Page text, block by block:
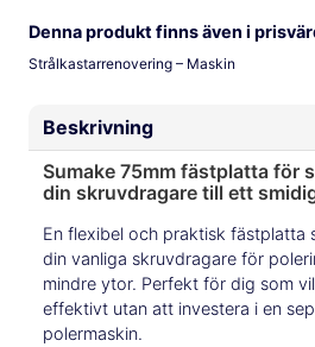
Denna produkt finns även i
Strålkastarrenovering – Maskin
Beskrivning
Sumake 75mm fästplatta för
din skruvdragare till ett
En flexibel och praktisk fästplatta
din vanliga skruvdragare för
mindre ytor. Perfekt för dig som
effektivt utan att investera i en
polermaskin.